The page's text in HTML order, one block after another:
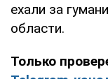
ехали за
области.
Только